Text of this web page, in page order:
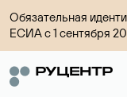
Обязательная
ЕСИА с 1 сентября